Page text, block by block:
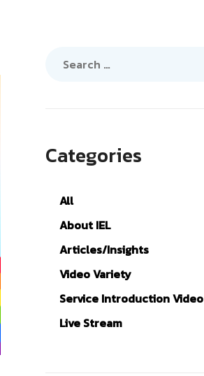
Categories
All
About IEL
Articles/Insights
Video Variety
Service Introduction Video
Live Stream